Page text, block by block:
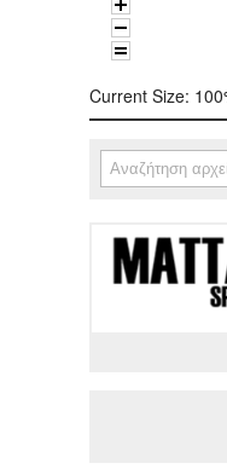
Current Size:
Φόρμα
Αναζήτηση